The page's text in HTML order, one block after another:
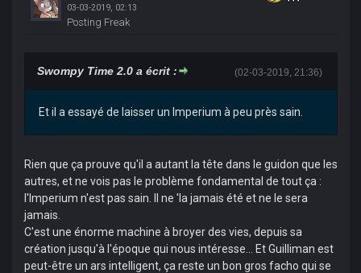
03-03-2019, 02:13
Posting Freak
(02-03-2019, 21:36)
Swompy Time 2.0 a écrit :
Et il a essayé de laisser un Imperium à peu près sain.
Rien que ça prouve qu'il a autant la tête dans le guidon que les
autres, et ne vois pas le problème fondamental de tout ça :
l'Imperium n'est pas sain. Il ne 'la jamais été et ne le sera
jamais.
C'est une énorme machine à broyer des vies, depuis sa
création jusqu'à l'époque qui nous intéresse... Et Guilliman est
peut-être un ars intelligent, ça reste un bon gros facho qui se